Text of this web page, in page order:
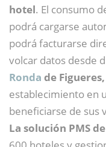
hotel. El consumo
podrá cargarse
podrá facturarse
volcar datos desde
Ronda de
establecimiento en
beneficiarse de sus
La solución PMS